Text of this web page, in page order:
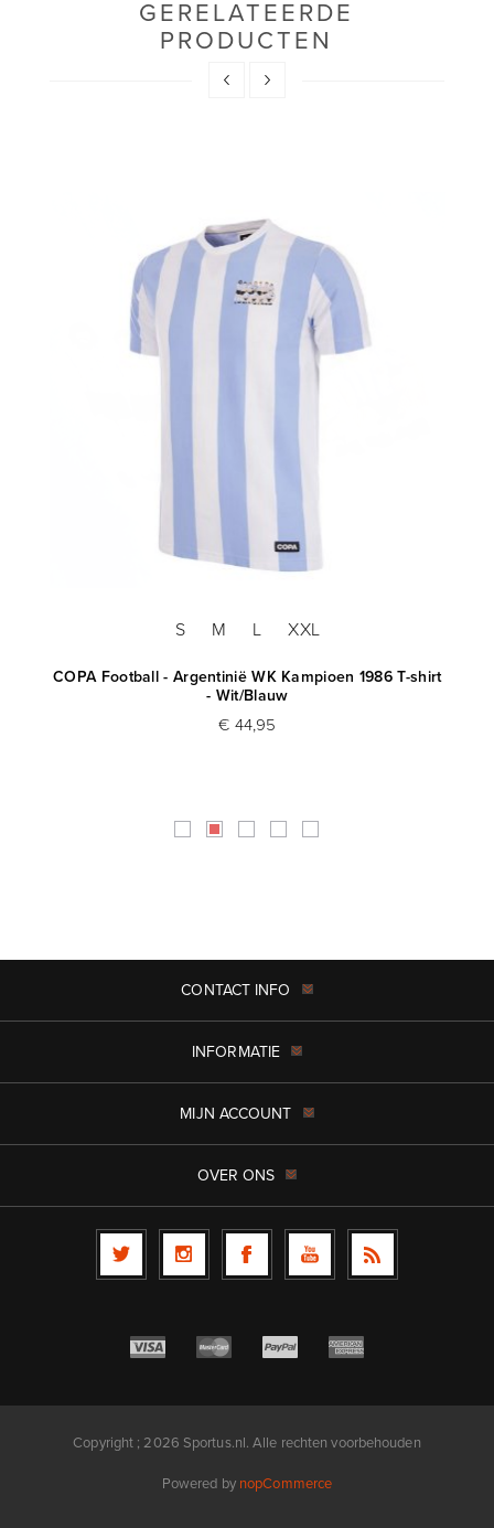
GERELATEERDE
PRODUCTEN
S M L XXL
COPA Football - Argentinië WK Kampioen 1986 T-shirt
- Wit/Blauw
€ 44,95
CONTACT INFO
INFORMATIE
MIJN ACCOUNT
OVER ONS
Copyright ; 2026 Sportus.nl. Alle rechten voorbehouden
Powered by nopCommerce